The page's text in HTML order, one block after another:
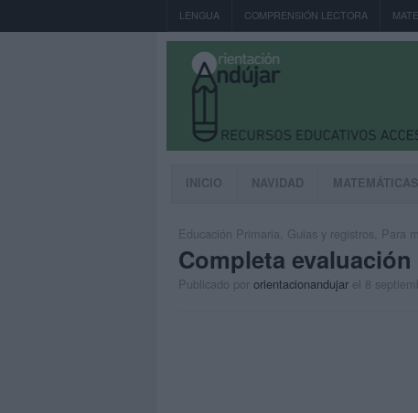
LENGUA COMPRENSIÓN LECTORA
INICIO NAVIDAD MATEMÁTICAS
Educación Primaria Guias y registros Para
Completa
Publicado por orientacionandujar el 8